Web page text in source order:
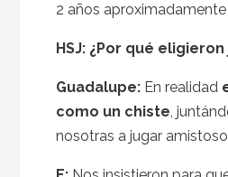
2 años
HSJ: ¿Por qué
Guadalupe: En realidad
como un chiste,
nosotras a jugar